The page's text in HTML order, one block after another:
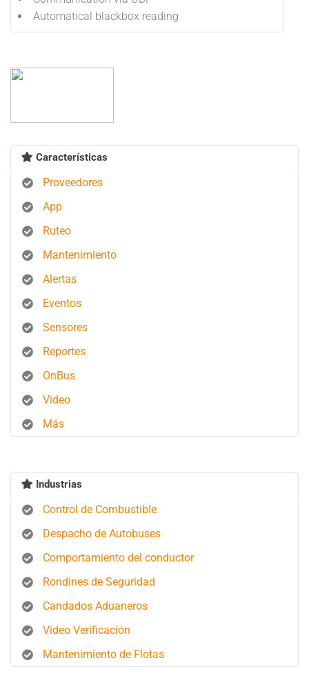
Automatical blackbox reading
Características
Proveedores
App
Ruteo
Mantenimiento
Alertas
Eventos
Sensores
Reportes
OnBus
Video
Más
Industrias
Control de Combustible
Despacho de Autobuses
Comportamiento del conductor
Rondines de Seguridad
Candados Aduaneros
Video Verificación
Mantenimiento de Flotas